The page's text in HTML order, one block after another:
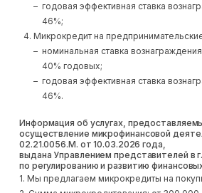
годовая эффективная ставка
46%;
Микрокредит на
номинальная ставка
40% годовых;
годовая эффективная ставка
46%.
Информация об услугах,
осуществление микрофинансовой
02.21.0056.М. от 10.03.2026 года,
выдана Управлением представителей в
по регулированию и развитию
1. Мы предлагаем микрокредиты на